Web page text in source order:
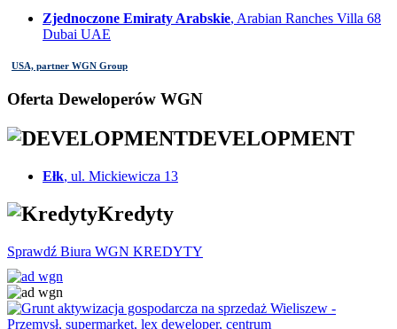
Zjednoczone Emiraty Arabskie, Arabian Ranches Villa 68
Dubai UAE
USA, partner WGN Group
Oferta Deweloperów WGN
DEVELOPMENT
Ełk, ul. Mickiewicza 13
Kredyty
Sprawdź Biura WGN KREDYTY